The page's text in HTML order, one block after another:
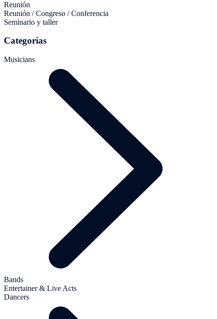
Reunión
Reunión / Congreso / Conferencia
Seminario y taller
Categorías
Musicians
Bands
Entertainer & Live Acts
Dancers